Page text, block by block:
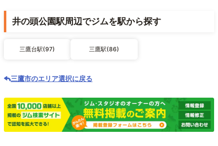
井の頭公園駅周辺でジムを駅から探す
三鷹台駅(97) 三鷹駅(86)
三鷹市のエリア選択に戻る